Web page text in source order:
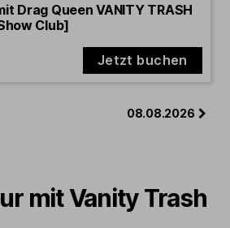
Drag Queen VANITY TRASH
Club]
Jetzt buchen
08.08.2026
mit Vanity Trash